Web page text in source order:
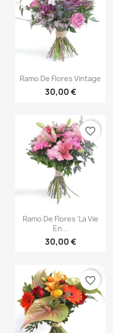
Vista rápida
Ramo De Flores Vintage
30,00 €
 Vista rápida
Ramo De Flores 'La Vie
En...
30,00 €
favorite_border
favorite_border